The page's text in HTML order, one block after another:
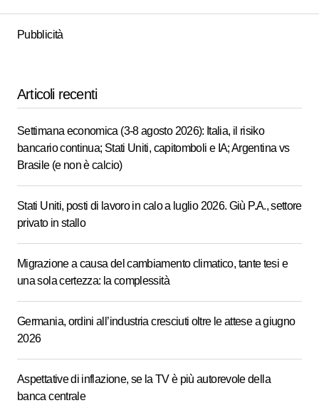
Pubblicità
Articoli recenti
Settimana economica (3-8 agosto 2026): Italia, il risiko
bancario continua; Stati Uniti, capitomboli e IA; Argentina vs
Brasile (e non è calcio)
Stati Uniti, posti di lavoro in calo a luglio 2026. Giù P.A., settore
privato in stallo
Migrazione a causa del cambiamento climatico, tante tesi e
una sola certezza: la complessità
Germania, ordini all’industria cresciuti oltre le attese a giugno
2026
Aspettative di inflazione, se la TV è più autorevole della
banca centrale